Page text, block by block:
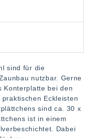
sind für die
nutzbar. Gerne
Konterplatte bei den
Eckleisten
sind ca. 30 x
ist in einem
Dabei